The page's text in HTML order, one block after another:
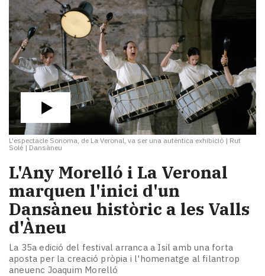
L'espectacle Sonoma, de La Veronal, va ser una autèntica exhibició | Rut
Solé | Dansàneu
L'Any Morelló i La Veronal
marquen l'inici d'un
Dansàneu històric a les Valls
d'Àneu
La 35a edició del festival arranca a Isil amb una forta
aposta per la creació pròpia i l'homenatge al filantrop
aneuenc Joaquim Morelló